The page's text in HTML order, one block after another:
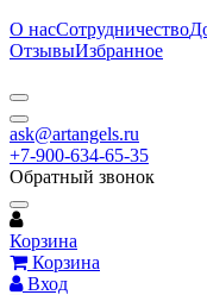
О насСотрудничество
ОтзывыИзбранное
ask@artangels.ru
+7-900-634-65-35
Обратный звонок
Корзина
Корзина
Вход